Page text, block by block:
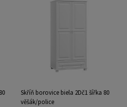
Skříň borovice biela 2Dč1 šířka 80
věšák/police